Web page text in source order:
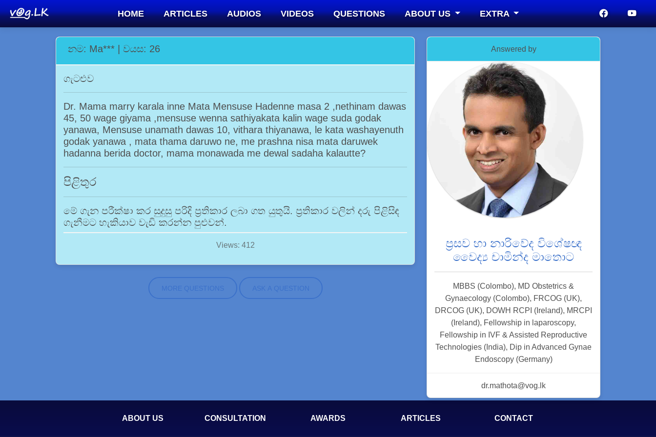
HOME ARTICLES AUDIOS VIDEOS QUESTIONS ABOUT US EXTRA
නම: Ma*** | වයස: 26
ගැටළුව
Dr. Mama marry karala inne Mata Mensuse Hadenne masa 2 ,nethinam dawas
45, 50 wage giyama ,mensuse wenna sathiyakata kalin wage suda godak
yanawa, Mensuse unamath dawas 10, vithara thiyanawa, le kata washayenuth
godak yanawa , mata thama daruwo ne, me prashna nisa mata daruwek
hadanna berida doctor, mama monawada me dewal sadaha kalautte?
පිළිතුර
මේ ගැන පරීක්ෂා කර සුදුසු පරිදි ප්‍රතිකාර ලබා ගත යුතුයි. ප්‍රතිකාර වලින් දරු පිළිසිඳ
ගැනීමට හැකියාව වැඩි කරන්න පුළුවන්.
Views: 412
MORE QUESTIONS ASK A QUESTION
Answered by
ප්‍රසව හා නාරිවේද විශේෂඥ
වෛද්‍ය චාමින්ද මාතොට
MBBS (Colombo), MD Obstetrics &
Gynaecology (Colombo), FRCOG (UK),
DRCOG (UK), DOWH RCPI (Ireland), MRCPI
(Ireland), Fellowship in laparoscopy,
Fellowship in IVF & Assisted Reproductive
Technologies (India), Dip in Advanced Gynae
Endoscopy (Germany)
dr.mathota@vog.lk
ABOUT US CONSULTATION AWARDS ARTICLES CONTACT